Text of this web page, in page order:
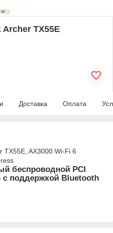
Archer TX55E
Доставка Оплата
TX55E, AX3000 Wi-Fi 6
беспроводной PCI
с поддержкой Bluetooth